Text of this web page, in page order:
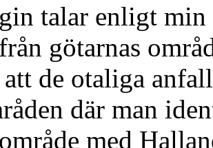
talar enligt
götarnas
de otaliga
där man
med